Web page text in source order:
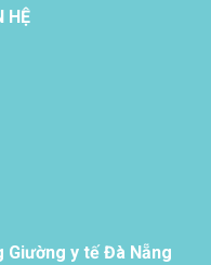
HỆ
Giường y tế Đà Nẵng